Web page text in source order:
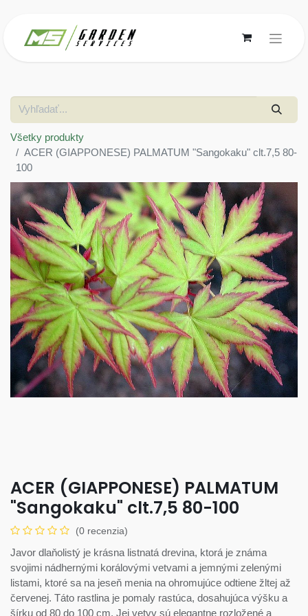
Všetky produkty
ACER (GIAPPONESE) PALMATUM "Sangokaku" clt.7,5 80-
100
ACER (GIAPPONESE) PALMATUM
"Sangokaku" clt.7,5 80-100
(0 recenzia)
Javor dlaňolistý je krásna listnatá drevina, ktorá je známa
svojimi nádhernými korálovými vetvami a jemnými zelenými
listami, ktoré sa na jeseň menia na ohromujúce odtiene žltej až
červenej. Táto rastlina je pomaly rastúca, dosahujúca výšku a
šírku od 80 do 100 cm. Jej vetvy sú elegantne rozložené a